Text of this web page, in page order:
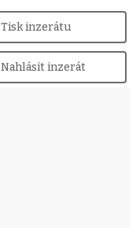
Tisk inzerátu
Nahlásit inzerát